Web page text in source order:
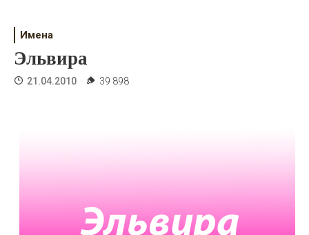
Дети
Свадьба
Недвижимость
Имена
Эльвира
21.04.2010 39 898